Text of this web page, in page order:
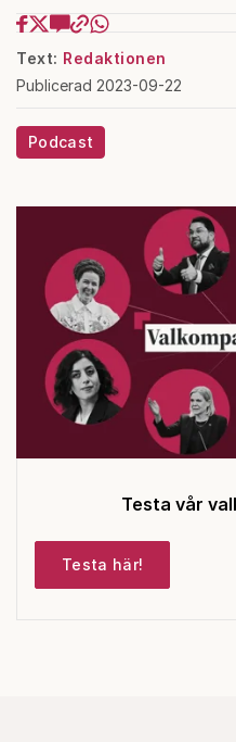
Text: Redaktionen
Publicerad 2023-09-22
Podcast
Testa vår
Testa här!